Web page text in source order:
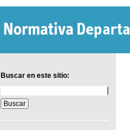
Buscar en este sitio:
en
este
sitio: